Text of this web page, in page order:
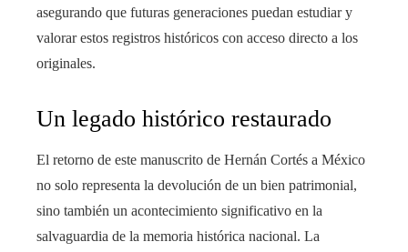
asegurando que futuras generaciones puedan estudiar y
valorar estos registros históricos con acceso directo a los
originales.
Un legado histórico restaurado
El retorno de este manuscrito de Hernán Cortés a México
no solo representa la devolución de un bien patrimonial,
sino también un acontecimiento significativo en la
salvaguardia de la memoria histórica nacional. La